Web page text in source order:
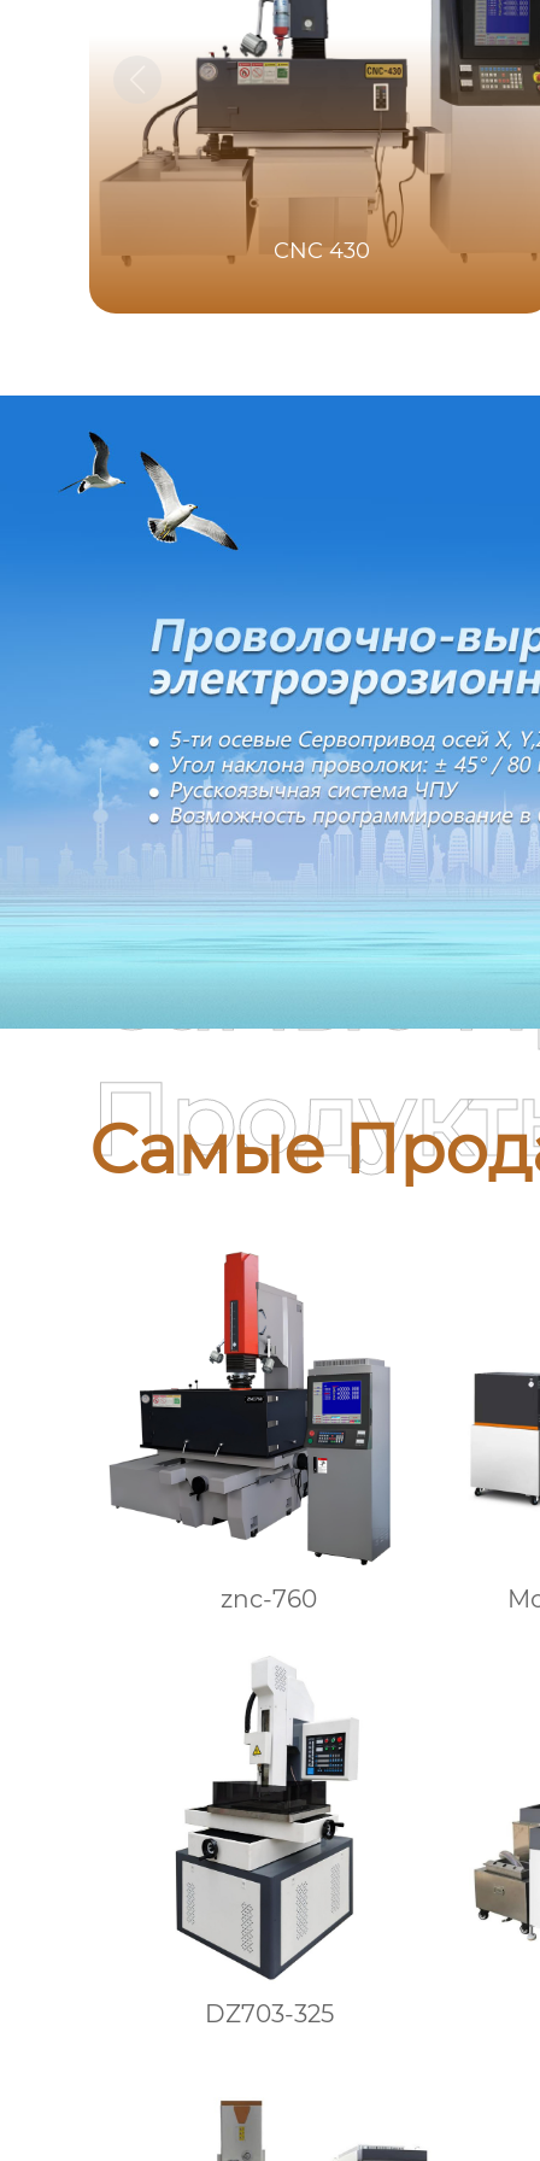
CNC 430
Самые
Самые
znc-760
DZ703-325